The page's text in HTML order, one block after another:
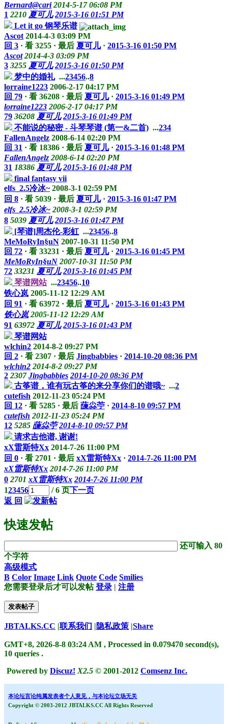
Bernard@cari 2014-5-17 06:08 PM
1 2210 夏可儿 2015-3-16 01:51 PM
Let it go 钢琴乐谱
Ascot 2014-4-3 03:09 PM
回 3 · 看 3255 · 最后 夏可儿· 2015-3-16 01:50 PM
Ascot 2014-4-3 03:09 PM
3 3255 夏可儿 2015-3-16 01:50 PM
梦中的婚礼 ...23456..8
lorraine1223 2006-2-17 04:17 PM
回 79 · 看 36208 · 最后 夏可儿· 2015-3-16 01:49 PM
lorraine1223 2006-2-17 04:17 PM
79 36208 夏可儿 2015-3-16 01:49 PM
不能说的秘密 - 斗琴琴谱 (第一&二首) ...234
FallenAngelz 2008-6-14 02:20 PM
回 31 · 看 18386 · 最后 夏可儿· 2015-3-16 01:48 PM
FallenAngelz 2008-6-14 02:20 PM
31 18386 夏可儿 2015-3-16 01:48 PM
final fantasy vii
elfs_2.5冷冰~ 2008-3-1 02:59 PM
回 8 · 看 5039 · 最后 夏可儿· 2015-3-16 01:47 PM
elfs_2.5冷冰~ 2008-3-1 02:59 PM
8 5039 夏可儿 2015-3-16 01:47 PM
[琴谱]周杰伦-彩虹 ...23456..8
MeMoRyIn§uN 2007-10-31 11:50 PM
回 72 · 看 33231 · 最后 夏可儿· 2015-3-16 01:45 PM
MeMoRyIn§uN 2007-10-31 11:50 PM
72 33231 夏可儿 2015-3-16 01:45 PM
琴谱网站 ...23456..10
铁心岚 2005-11-12 12:29 AM
回 91 · 看 63972 · 最后 夏可儿· 2015-3-16 01:43 PM
铁心岚 2005-11-12 12:29 AM
91 63972 夏可儿 2015-3-16 01:43 PM
琴谱网站
wlchin2 2014-8-2 09:27 PM
回 2 · 看 2307 · 最后 Jingbabbies · 2014-10-20 08:36 PM
wlchin2 2014-8-2 09:27 PM
2 2307 Jingbabbies 2014-10-20 08:36 PM
古筝谱，谁有玩古筝的来分享你们的谱哦~ ...2
cutefish 2012-11-23 05:24 PM
回 12 · 看 5285 · 最后 蔯尛苧 · 2014-8-10 09:57 PM
cutefish 2012-11-23 05:24 PM
12 5285 蔯尛苧 2014-8-10 09:57 PM
请求吉他谱, 谢谢!
xX雷斯特Xx 2014-7-26 11:00 PM
回 0 · 看 2701 · 最后 xX雷斯特Xx · 2014-7-26 11:00 PM
xX雷斯特Xx 2014-7-26 11:00 PM
0 2701 xX雷斯特Xx 2014-7-26 11:00 PM
123456 / 6 页下一页
返 回
快速发帖
还可输入80
个字符
高级模式
B Color Image Link Quote Code Smilies
您需要登录后才可以发帖登录 | 注册
发表帖子
JBTALKS.CC |联系我们 |隐私政策 |Share
GMT+8, 2026-8-8 03:24 AM , Processed in 0.079470 second(s),
10 queries .
Powered by Discuz! X2.5 © 2001-2012 Comsenz Inc.
本论坛言论纯属发表者个人意见，与本论坛立场无关
Copyright © 2003-2012 JBTALKS.CC All Rights Reserved